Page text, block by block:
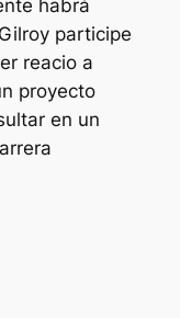
habrá
participe
reacio a
proyecto
en un